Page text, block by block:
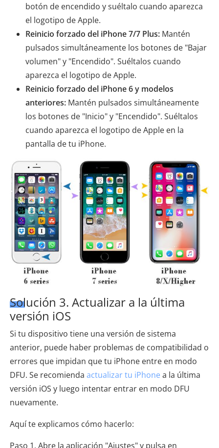
botón de encendido y suéltalo cuando aparezca
el logotipo de Apple.
Reinicio forzado del iPhone 7/7 Plus: Mantén
pulsados ​​simultáneamente los botones de "Bajar
volumen" y "Encendido". Suéltalos cuando
aparezca el logotipo de Apple.
Reinicio forzado del iPhone 6 y modelos
anteriores: Mantén pulsados ​​simultáneamente
los botones de "Inicio" y "Encendido". Suéltalos
cuando aparezca el logotipo de Apple en la
pantalla de tu iPhone.
Solución 3. Actualizar a la última
versión iOS
Si tu dispositivo tiene una versión de sistema
anterior, puede haber problemas de compatibilidad o
errores que impidan que tu iPhone entre en modo
DFU. Se recomienda actualizar tu iPhone a la última
versión iOS y luego intentar entrar en modo DFU
nuevamente.
Aquí te explicamos cómo hacerlo:
Paso 1. Abre la aplicación "Ajustes" y pulsa en